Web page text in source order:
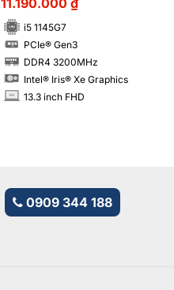
11.190.000 ₫
i5 1145G7
SSD PCIe® Gen3
DDR4 3200MHz
Intel® Iris® Xe Graphics
INCH 13.3 inch FHD
0909 344 188